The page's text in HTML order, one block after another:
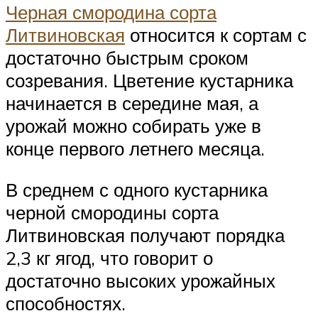
Черная смородина сорта
Литвиновская относится к сортам с
достаточно быстрым сроком
созревания. Цветение кустарника
начинается в середине мая, а
урожай можно собирать уже в
конце первого летнего месяца.
В среднем с одного кустарника
черной смородины сорта
Литвиновская получают порядка
2,3 кг ягод, что говорит о
достаточно высоких урожайных
способностях.